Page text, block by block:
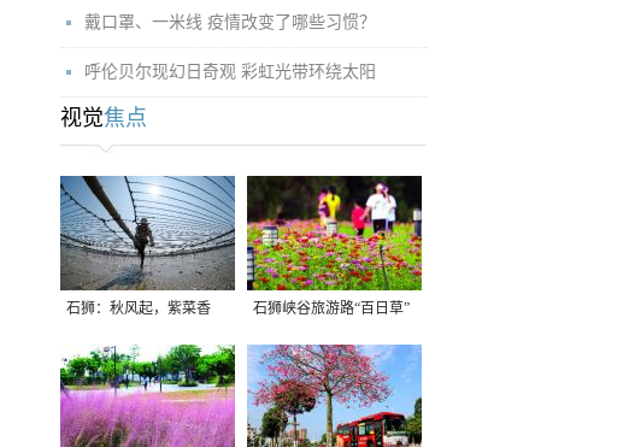
戴口罩、一米线 疫情改变了哪些习惯？
呼伦贝尔现幻日奇观 彩虹光带环绕太阳
视觉焦点
石狮：秋风起，紫菜香 石狮峡谷旅游路“百日草”
争相斗艳